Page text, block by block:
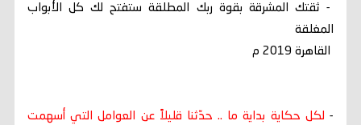
- ثقتك المشرقة بقوة ربك المطلقة ستفتح لك كل الأبواب
المغلقة
القاهرة 2019 م
- لكل حكاية بداية ما .. حدّثنا قليلاً عن العوامل التي أسهمت